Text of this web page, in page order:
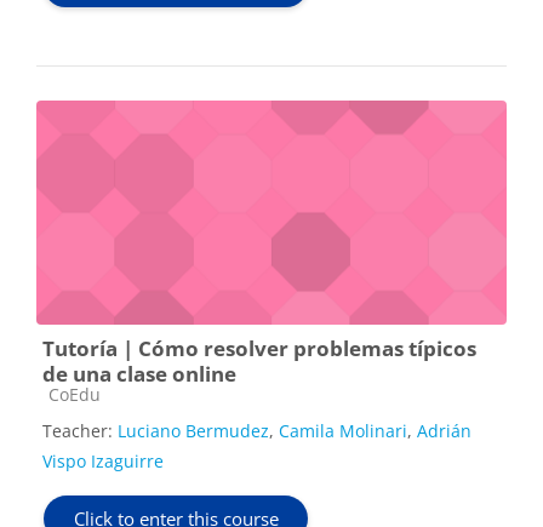
Tutoría | Cómo resolver problemas típicos
de una clase online
Course category
CoEdu
Teacher: Luciano Bermudez, Camila Molinari, Adrián
Vispo Izaguirre
Click to enter this course